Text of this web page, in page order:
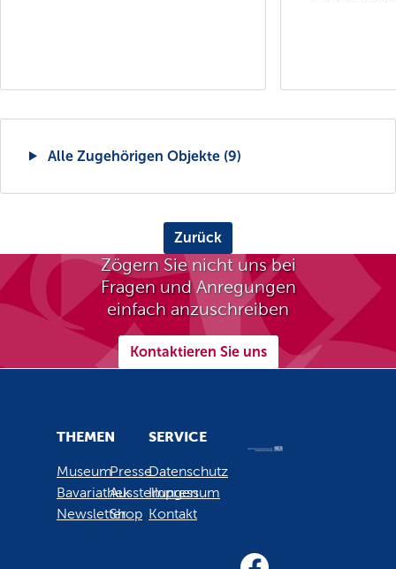
Alle Zugehörigen Objekte (9)
Zurück
Zögern Sie nicht uns bei
Fragen und Anregungen
einfach anzuschreiben
Kontaktieren Sie uns
THEMEN
Museum
Bavariathek
Newsletter
Presse
Ausstellungen
Shop
SERVICE
Datenschutz
Impressum
Kontakt